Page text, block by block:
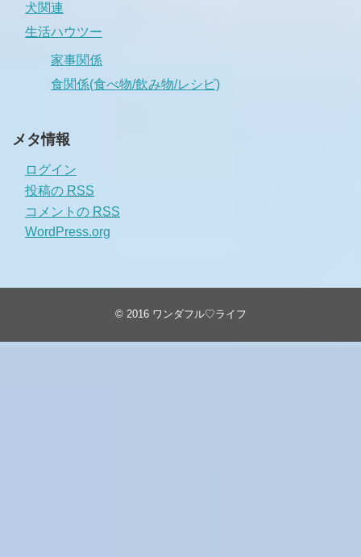
犬関連
生活ハウツー
家事関係
食関係(食べ物/飲み物/レシピ)
メタ情報
ログイン
投稿の RSS
コメントの RSS
WordPress.org
© 2016 ワンダフル♡ライフ